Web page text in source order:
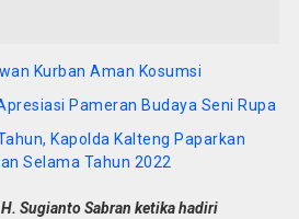
Kurban Aman Kosumsi
Pameran Budaya Seni Rupa
Kapolda Kalteng Paparkan
Selama Tahun 2022
Sugianto Sabran ketika hadiri